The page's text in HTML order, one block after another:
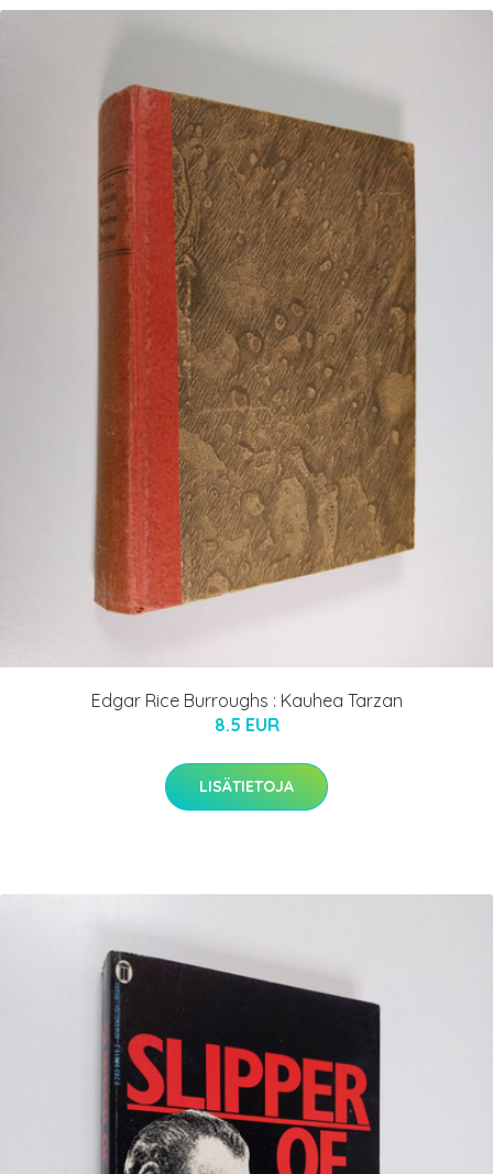
Edgar Rice Burroughs : Kauhea Tarzan
8.5 EUR
LISÄTIETOJA